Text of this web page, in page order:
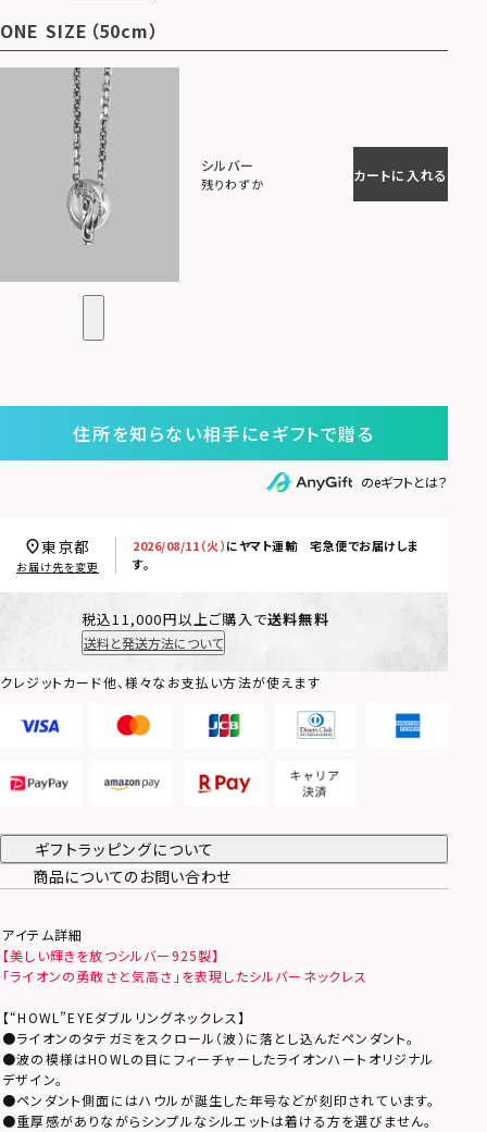
ONE SIZE（50cm）
シルバー
残りわずか
カートに入れる
住所を知らない相手にeギフトで贈る
のeギフトとは？
2026/08/11（火）にヤマト運輸 宅急便でお届けしま
す。
東京都
お届け先を変更
税込11,000円以上ご購入で送料無料
送料と発送方法について
クレジットカード他、様々なお支払い方法が使えます
ギフトラッピングについて
商品についてのお問い合わせ
アイテム詳細
【美しい輝きを放つシルバー925製】
「ライオンの勇敢さと気高さ」を表現したシルバーネックレス
【“HOWL”EYEダブルリングネックレス】
●ライオンのタテガミをスクロール（波）に落とし込んだペンダント。
●波の模様はHOWLの目にフィーチャーしたライオンハートオリジナル
デザイン。
●ペンダント側面にはハウルが誕生した年号などが刻印されています。
●重厚感がありながらシンプルなシルエットは着ける方を選びません。